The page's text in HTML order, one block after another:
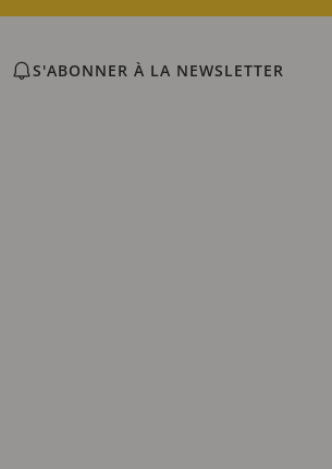
S'ABONNER À LA NEWSLETTER